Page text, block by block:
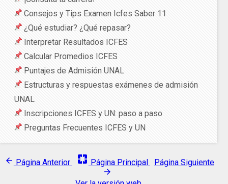
Consejos y Tips Examen Icfes Saber 11
¿Qué estudiar? ¿Qué repasar?
Interpretar Resultados ICFES
Calcular Promedios ICFES
Puntajes de Admisión UNAL
Estructuras y respuestas exámenes de admisión
UNAL
Inscripciones ICFES y UN: paso a paso
Preguntas Frecuentes ICFES y UN
arrow_back Página Anterior pages Página Principal Página Siguiente
arrow_forward